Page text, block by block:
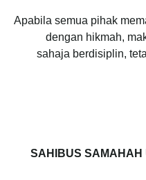
Apabila semua pihak
dengan hikmah,
sahaja berdisiplin,
SAHIBUS SAMAHAH